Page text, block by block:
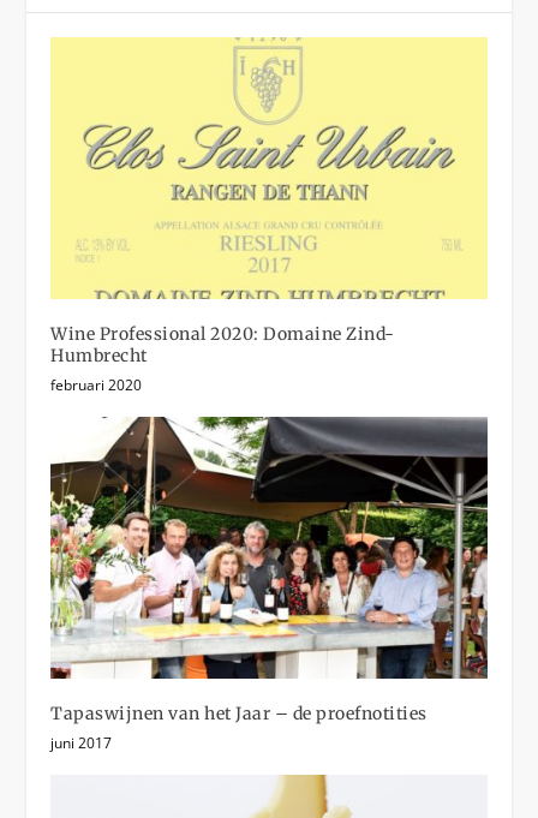
Wine Professional 2020: Domaine Zind-
Humbrecht
februari 2020
Tapaswijnen van het Jaar – de proefnotities
juni 2017